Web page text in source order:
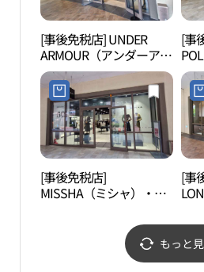
[事後免税店] UNDER
ARMOUR（アンダーアー
マー）コリア・新世界サ
イモンプレミアムアウト
レットシフン（始興）店
(언더아머 신세계사이먼
프리미엄아울렛 시흥점)
[事
ア
イ
レ
(
먼
점)
[事後免税店]
MISSHA（ミシャ）・新
アウトレットシフン（始
興）店(미샤 신세계사이
먼프리미엄아울렛 시흥
[事
レ
フ
로
もっと